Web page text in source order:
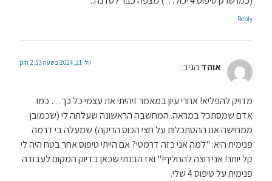
Reply
אוהד הגיב: יולי 21, 2024 בשעה 2:53 pm
מדויק להפליא! אחרי עיון במאמר זיהיתי את עצמי כל כך… כמו
אדם שמסתכל במראה. המחשבה הראשונה שעלתה לי (שכמובן
ממחישה את ההסתכלות על חצי הכוס הריקה) שמעלה בי דרמה
פנימית היא: "למה אני כזה דרמטי? אם הייתי טיפוס אחר בטח היה לי
קל יותר! אני רוצה להחליף!" ואז הבנתי שכאן בדיוק המקום לעבודה
פנימית על טיפוס 4 שלי.